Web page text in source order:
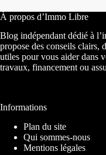
À propos d’Immo Libre
Blog indépendant dédié à
propose des conseils clairs,
utiles pour vous aider dans
travaux, financement ou
Informations
Plan du site
Qui sommes-nous
Mentions légales